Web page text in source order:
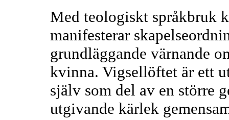
Med teologiskt språkbruk
manifesterar
grundläggande värnande
kvinna. Vigsellöftet är ett
själv som del av en större
utgivande kärlek